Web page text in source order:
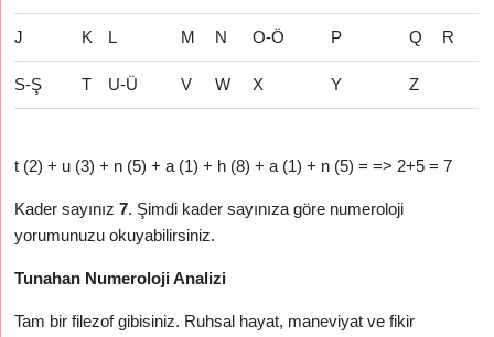
J K L M N O-Ö P Q R
S-Ş T U-Ü V W X Y Z
t (2) + u (3) + n (5) + a (1) + h (8) + a (1) + n (5) = => 2+5 = 7
Kader sayınız7. Şimdi kader sayınıza göre numeroloji
yorumunuzu okuyabilirsiniz.
Tunahan Numeroloji Analizi
Tam bir filezof gibisiniz. Ruhsal hayat, maneviyat ve fikir